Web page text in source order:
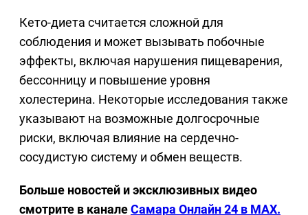
Кето-диета считается сложной для
соблюдения и может вызывать побочные
эффекты, включая нарушения пищеварения,
бессонницу и повышение уровня
холестерина. Некоторые исследования также
указывают на возможные долгосрочные
риски, включая влияние на сердечно-
сосудистую систему и обмен веществ.
Больше новостей и эксклюзивных видео
смотрите в каналеСамара Онлайн 24 в MAX.